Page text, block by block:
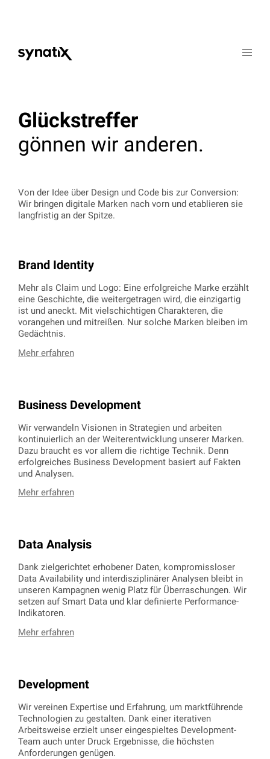
Expertise
Karriere
EN ES
Glückstreffer
gönnen wir anderen.
Von der Idee über Design und Code bis zur Conversion:
Wir bringen digitale Marken nach vorn und etablieren sie
langfristig an der Spitze.
Brand Identity
Mehr als Claim und Logo: Eine erfolgreiche Marke erzählt
eine Geschichte, die weitergetragen wird, die einzigartig
ist und aneckt. Mit vielschichtigen Charakteren, die
vorangehen und mitreißen. Nur solche Marken bleiben im
Gedächtnis.
Mehr erfahren
Business Development
Wir verwandeln Visionen in Strategien und arbeiten
kontinuierlich an der Weiterentwicklung unserer Marken.
Dazu braucht es vor allem die richtige Technik. Denn
erfolgreiches Business Development basiert auf Fakten
und Analysen.
Mehr erfahren
Data Analysis
Dank zielgerichtet erhobener Daten, kompromissloser
Data Availability und interdisziplinärer Analysen bleibt in
unseren Kampagnen wenig Platz für Überraschungen. Wir
setzen auf Smart Data und klar definierte Performance-
Indikatoren.
Mehr erfahren
Development
Wir vereinen Expertise und Erfahrung, um marktführende
Technologien zu gestalten. Dank einer iterativen
Arbeitsweise erzielt unser eingespieltes Development-
Team auch unter Druck Ergebnisse, die höchsten
Anforderungen genügen.